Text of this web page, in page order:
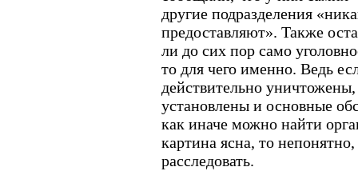
другие подразделения
предоставляют». Также
ли до сих пор само
то для чего именно. Ведь
действительно
установлены и основные
как иначе можно найти
картина ясна, то
расследовать.